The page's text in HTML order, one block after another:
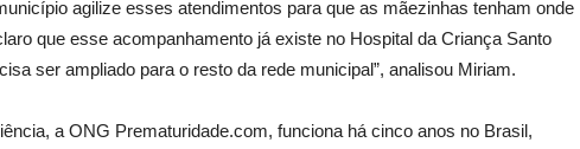
agilize esses atendimentos para que as mãezinhas tenham onde
que esse acompanhamento já existe no Hospital da Criança Santo
ser ampliado para o resto da rede municipal”, analisou Miriam.
a ONG Prematuridade.com, funciona há cinco anos no Brasil,